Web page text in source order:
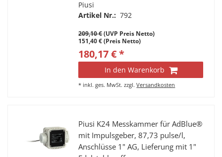
20Bar Betriebsdruck, Display 360°
Piusi
Artikel Nr.: 792
209,10 €(UVP Preis Netto)
151,40 € (Preis Netto)
180,17 € *
In den Warenkorb
* inkl. ges. MwSt. zzgl.Versandkosten
Piusi K24 Messkammer für AdBlue®
mit Impulsgeber, 87,73 pulse/l,
Anschlüsse 1" AG, Lieferung mit 1"